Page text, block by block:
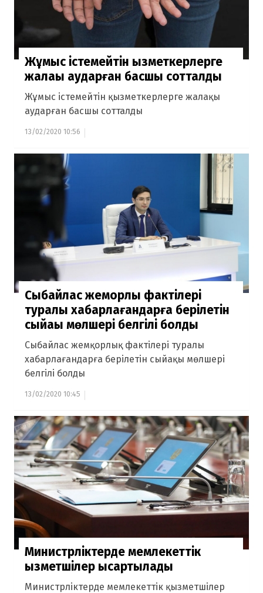
Жұмыс істемейтін қызметкерлерге
жалақы аударған басшы сотталды
Жұмыс істемейтін қызметкерлерге жалақы
аударған басшы сотталды
13/02/2020 10:56
Сыбайлас жемқорлық фактілері
туралы хабарлағандарға берілетін
сыйақы мөлшері белгілі болды
Сыбайлас жемқорлық фактілері туралы
хабарлағандарға берілетін сыйақы мөлшері
белгілі болды
13/02/2020 10:45
Министрліктерде мемлекеттік
қызметшілер қысқартылады
Министрліктерде мемлекеттік қызметшілер